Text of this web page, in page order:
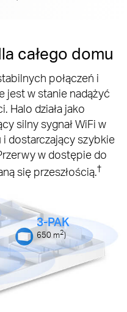
całego domu
połączeń i
jest w stanie nadążyć
Halo działa jako
silny sygnał WiFi w
dostarczający szybkie
w dostępie do
się przeszłością.†
3-PAK
650m2)